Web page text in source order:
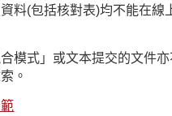
料(包括核對表)均不能在線
模式」或文本提交的文件亦
。